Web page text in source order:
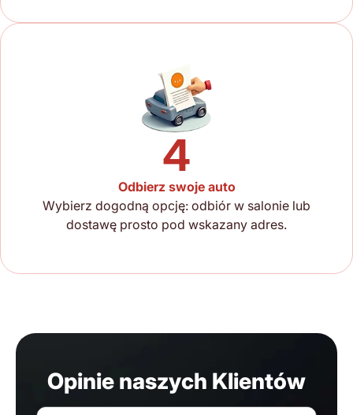
4
Odbierz swoje auto
Wybierz dogodną opcję: odbiór w salonie lub
dostawę prosto pod wskazany adres.
Opinie naszych Klientów